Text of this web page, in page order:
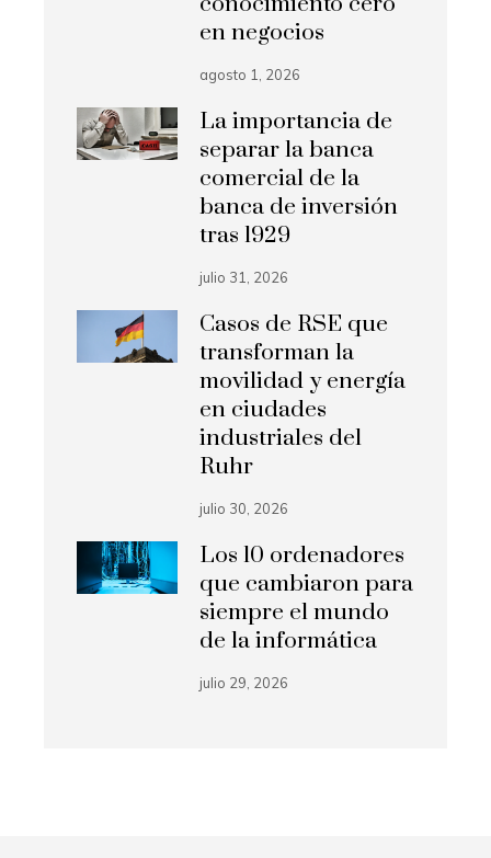
en negocios
agosto 1, 2026
La importancia de
separar la banca
comercial de la
banca de inversión
tras 1929
julio 31, 2026
Casos de RSE que
transforman la
movilidad y energía
en ciudades
industriales del
Ruhr
julio 30, 2026
Los 10 ordenadores
que cambiaron para
siempre el mundo
de la informática
julio 29, 2026